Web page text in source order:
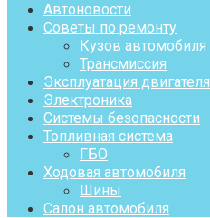
Автоновости
Советы по ремонту
Кузов автомобиля
Трансмиссия
Эксплуатация двигателя
Электроника
Системы безопасности
Топливная система
ГБО
Ходовая автомобиля
Шины
Салон автомобиля